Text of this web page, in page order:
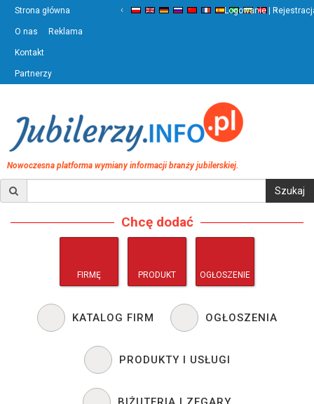
Strona główna
O nas Reklama
Kontakt
Partnerzy
‹ ›
Logowanie |
Nowoczesna platforma wymiany informacji branży jubilerskiej.
Chcę dodać
FIRMĘ PRODUKT OGŁOSZENIE
KATALOG FIRM OGŁOSZENIA
PRODUKTY I USŁUGI